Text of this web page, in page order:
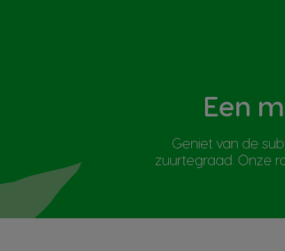
Een
Geniet van de
zuurtegraad. Onze